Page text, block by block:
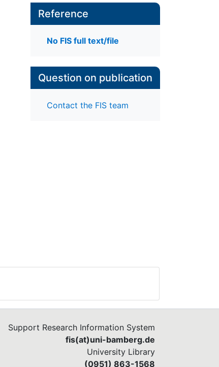
Reference
No FIS full text/file
Question on publication
Contact the FIS team
Support Research Information System
fis(at)uni-bamberg.de
University Library
(0951) 863-1568